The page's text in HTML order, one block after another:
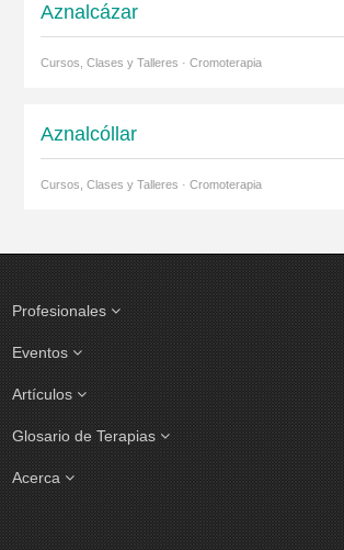
Aznalcázar
Cursos, Clases y Talleres · Cromoterapia
Aznalcóllar
Cursos, Clases y Talleres · Cromoterapia
Profesionales
Eventos
Artículos
Glosario de Terapias
Acerca